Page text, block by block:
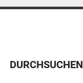
DURCHSUCHEN